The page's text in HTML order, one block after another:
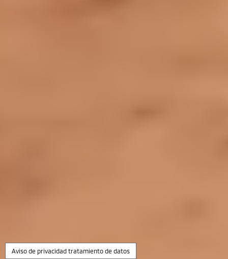
Aviso de privacidad tratamiento de datos